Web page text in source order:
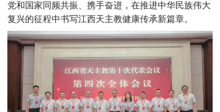
党和国家同频共振、携手奋进，在推进中华民族伟大
复兴的征程中书写江西天主教健康传承新篇章。